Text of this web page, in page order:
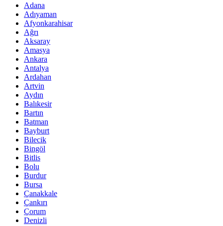
Adana
Adıyaman
Afyonkarahisar
Ağrı
Aksaray
Amasya
Ankara
Antalya
Ardahan
Artvin
Aydın
Balıkesir
Bartın
Batman
Bayburt
Bilecik
Bingöl
Bitlis
Bolu
Burdur
Bursa
Çanakkale
Çankırı
Çorum
Denizli